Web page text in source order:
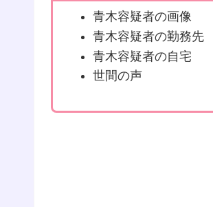
青木容疑者の画像
青木容疑者の勤務先
青木容疑者の自宅
世間の声